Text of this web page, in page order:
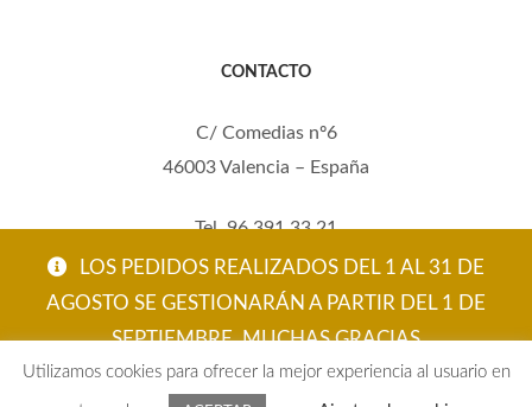
LOS PEDIDOS REALIZADOS DEL 1 AL 31 DE
AGOSTO SE GESTIONARÁN A PARTIR DEL 1 DE
SEPTIEMBRE. MUCHAS GRACIAS
ACEPTAR
CONTACTO
C/ Comedias nº6
46003 Valencia – España
Tel. 96 391 33 21
Mov. 620 123 461
carola@eltallerdecarola.com
© El Taller de Carola 2026
Utilizamos cookies para ofrecer la mejor experiencia al usuario en